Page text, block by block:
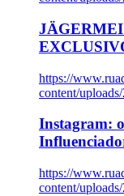
https://
content/
Instagram:
https://
content/